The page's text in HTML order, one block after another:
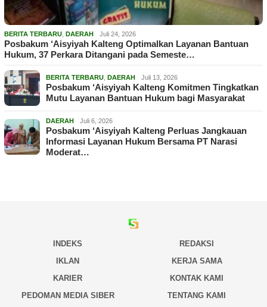
BERITA TERBARU DAERAH Juli 24, 2026
Posbakum ‘Aisyiyah Kalteng Optimalkan Layanan Bantuan
Hukum, 37 Perkara Ditangani pada Semeste…
BERITA TERBARU DAERAH Juli 13, 2026
Posbakum ‘Aisyiyah Kalteng Komitmen Tingkatkan
Mutu Layanan Bantuan Hukum bagi Masyarakat
DAERAH Juli 6, 2026
Posbakum ‘Aisyiyah Kalteng Perluas Jangkauan
Informasi Layanan Hukum Bersama PT Narasi
Moderat…
INDEKS
REDAKSI
IKLAN
KERJA SAMA
KARIER
KONTAK KAMI
PEDOMAN MEDIA SIBER
TENTANG KAMI